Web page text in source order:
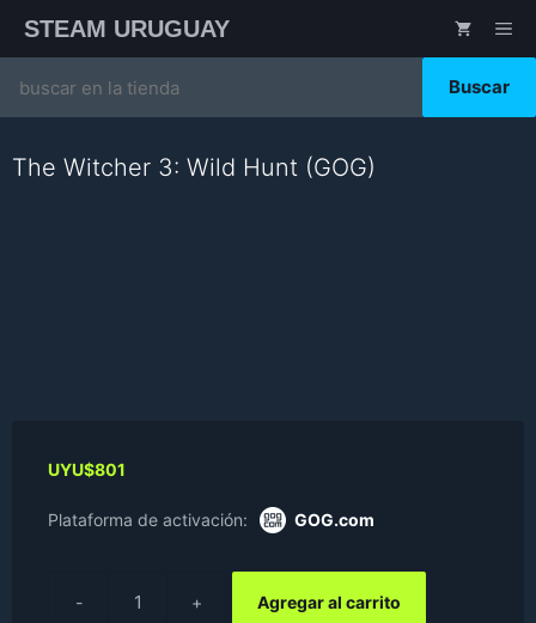
contenido
STEAM URUGUAY
for:
The Witcher 3: Wild Hunt (GOG)
UYU$801
Plataforma de activación: GOG.com
Agregar al carrito